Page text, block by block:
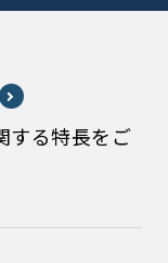
する特長をご